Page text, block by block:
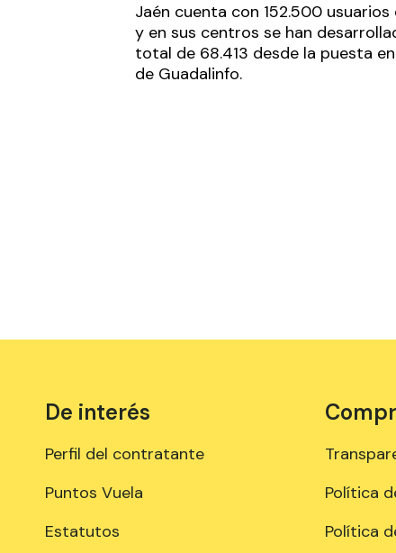
Jaén cuenta con 152.500 usuarios
y en sus centros se han
total de 68.413 desde la puesta
de Guadalinfo.
De interés
Perfil del contratante
Puntos Vuela
Estatutos
Política
Política